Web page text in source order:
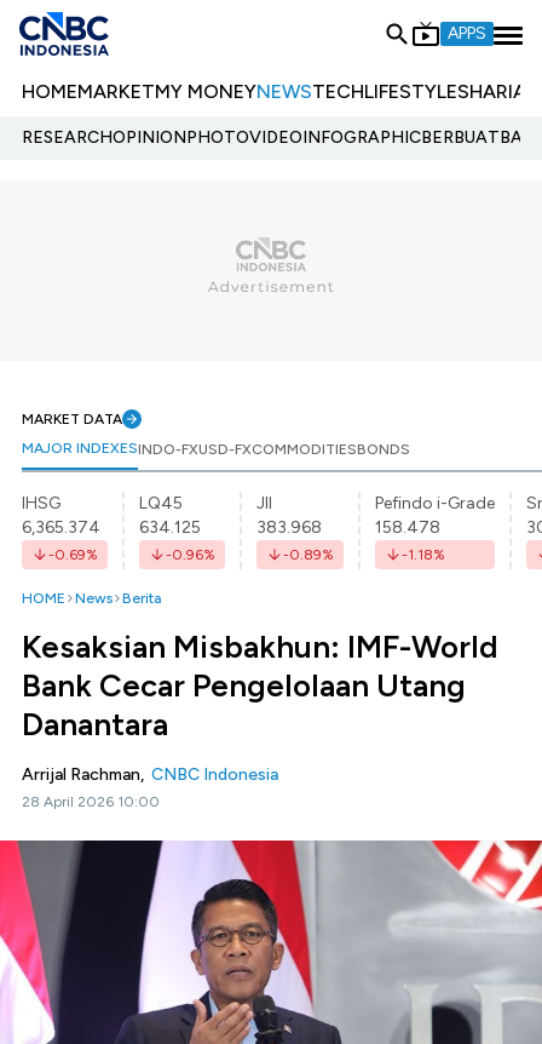
APPS
HOMEMARKETMY MONEYNEWSTECHLIFESTYLESHARIA
RESEARCHOPINIONPHOTOVIDEOINFOGRAPHIC
MARKET DATA
MAJOR INDEXESINDO-FXUSD-FXCOMMODITIESBONDS
IHSG
6,365.374
-0.69%
LQ45
634.125
-0.96%
JII
383.968
-0.89%
Pefindo i-Grade
158.478
-1.18%
HOME News Berita
Kesaksian Misbakhun: IMF-World
Bank Cecar Pengelolaan Utang
Danantara
Arrijal Rachman, CNBC Indonesia
28 April 2026 10:00